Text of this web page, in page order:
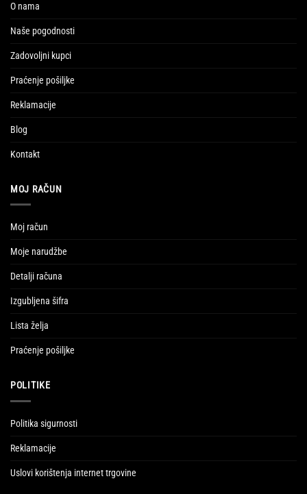
O nama
Naše pogodnosti
Zadovoljni kupci
Praćenje pošiljke
Reklamacije
Blog
Kontakt
MOJ RAČUN
Moj račun
Moje narudžbe
Detalji računa
Izgubljena šifra
Lista želja
Praćenje pošiljke
POLITIKE
Politika sigurnosti
Reklamacije
Uslovi korištenja internet trgovine